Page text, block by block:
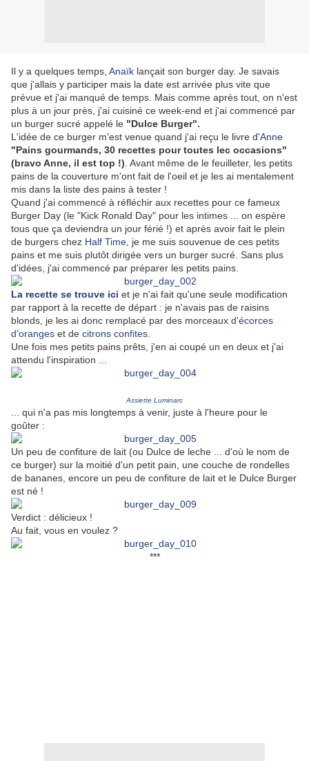
Il y a quelques temps, Anaïk lançait son burger day. Je savais
que j'allais y participer mais la date est arrivée plus vite que
prévue et j'ai manqué de temps. Mais comme après tout, on n'est
plus à un jour près, j'ai cuisiné ce week-end et j'ai commencé par
un burger sucré appelé le "Dulce Burger".
L'idée de ce burger m'est venue quand j'ai reçu le livre d'Anne
"Pains gourmands, 30 recettes pour toutes lec occasions"
(bravo Anne, il est top !) . Avant même de le feuilleter, les petits
pains de la couverture m'ont fait de l'oeil et je les ai mentalement
mis dans la liste des pains à tester !
Quand j'ai commencé à réfléchir aux recettes pour ce fameux
Burger Day (le "Kick Ronald Day" pour les intimes ... on espère
tous que ça deviendra un jour férié !) et après avoir fait le plein
de burgers chez Half Time , je me suis souvenue de ces petits
pains et me suis plutôt dirigée vers un burger sucré. Sans plus
d'idées, j'ai commencé par préparer les petits pains.
La recette se trouve ici et je n'ai fait qu'une seule modification
par rapport à la recette de départ : je n'avais pas de raisins
blonds, je les ai donc remplacé par des morceaux d'écorces
d'oranges et de citrons confites
Une fois mes petits pains prêts, j'en ai coupé un en deux et j'ai
attendu l'inspiration ...
Assiette Luminarc
... qui n'a pas mis longtemps à venir, juste à l'heure pour le
goûter :
Un peu de confiture de lait (ou Dulce de leche ... d'où le nom de
ce burger) sur la moitié d'un petit pain, une couche de rondelles
de bananes, encore un peu de confiture de lait et le Dulce Burger
est né !
Verdict : délicieux !
Au fait, vous en voulez ?
***